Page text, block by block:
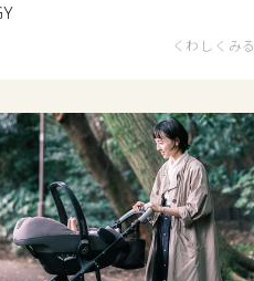
くわしくみる